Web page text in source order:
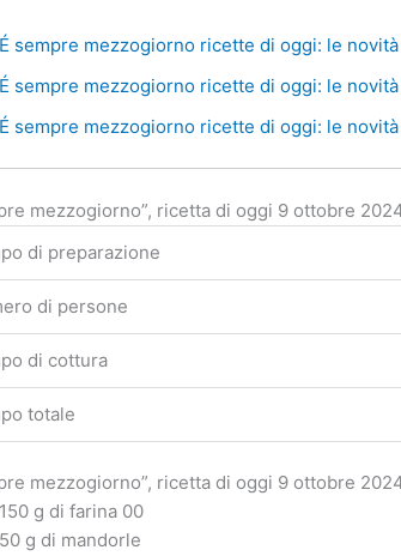
É sempre mezzogiorno ricette di oggi: le
É sempre mezzogiorno ricette di oggi: le
É sempre mezzogiorno ricette di oggi: le
mezzogiorno”, ricetta di oggi 9 ottobre
di preparazione
di persone
di cottura
totale
mezzogiorno”, ricetta di oggi 9 ottobre
150 g di farina 00
50 g di mandorle